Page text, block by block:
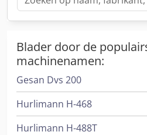
Blader door de
machinenamen:
Gesan Dvs 200
Hurlimann H-468
Hurlimann H-488T